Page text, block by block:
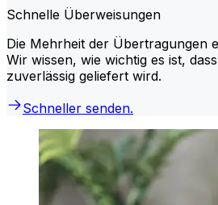
Schnelle Überweisungen
Die Mehrheit der Übertragungen
Wir wissen, wie wichtig es ist,
zuverlässig geliefert wird.
Schneller senden.